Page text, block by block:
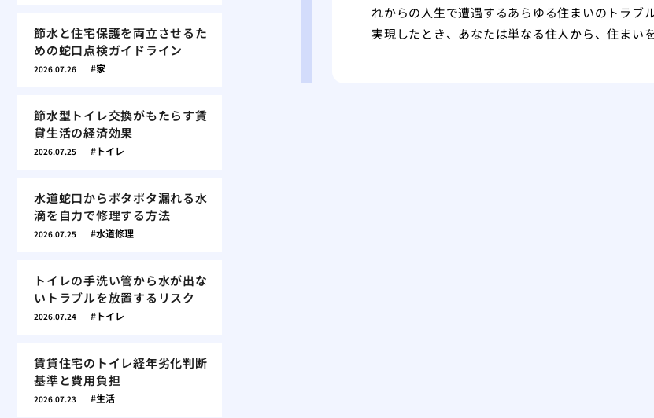
れからの人生で遭遇するあらゆる住まいのトラブ
実現したとき、あなたは単なる住人から、住まい
節水と住宅保護を両立させるた
めの蛇口点検ガイドライン
2026.07.26 家
節水型トイレ交換がもたらす賃
貸生活の経済効果
2026.07.25 トイレ
水道蛇口からポタポタ漏れる水
滴を自力で修理する方法
2026.07.25 水道修理
トイレの手洗い管から水が出な
いトラブルを放置するリスク
2026.07.24 トイレ
賃貸住宅のトイレ経年劣化判断
基準と費用負担
2026.07.23 生活